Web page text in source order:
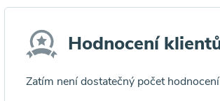
Hodnocení
Zatím není dostatečný počet hodnocení